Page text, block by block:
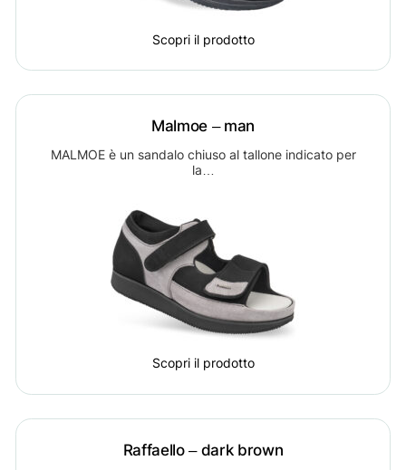
Scopri il prodotto
Malmoe – man
MALMOE è un sandalo chiuso al tallone indicato per
la…
Scopri il prodotto
Raffaello – dark brown